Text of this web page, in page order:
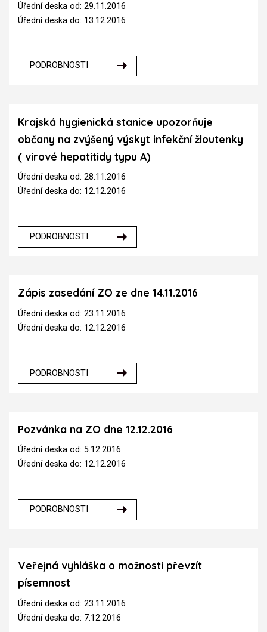
Úřední deska od: 29.11.2016
Úřední deska do: 13.12.2016
PODROBNOSTI
Krajská hygienická stanice upozorňuje
občany na zvýšený výskyt infekční žloutenky
( virové hepatitidy typu A)
Úřední deska od: 28.11.2016
Úřední deska do: 12.12.2016
PODROBNOSTI
Zápis zasedání ZO ze dne 14.11.2016
Úřední deska od: 23.11.2016
Úřední deska do: 12.12.2016
PODROBNOSTI
Pozvánka na ZO dne 12.12.2016
Úřední deska od: 5.12.2016
Úřední deska do: 12.12.2016
PODROBNOSTI
Veřejná vyhláška o možnosti převzít
písemnost
Úřední deska od: 23.11.2016
Úřední deska do: 7.12.2016